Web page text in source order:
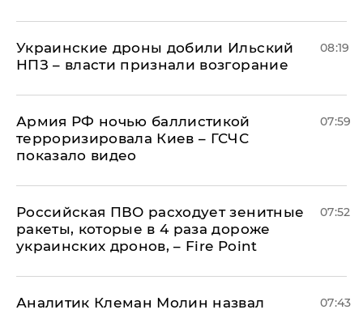
Украинские дроны добили Ильский
НПЗ – власти признали возгорание
08:19
Армия РФ ночью баллистикой
терроризировала Киев – ГСЧС
показало видео
07:59
Российская ПВО расходует зенитные
ракеты, которые в 4 раза дороже
украинских дронов, – Fire Point
07:52
Аналитик Клеман Молин назвал
07:43